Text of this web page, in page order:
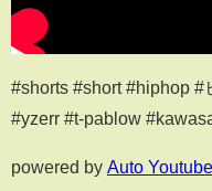
#shorts #short #hiphop
#yzerr #t-pablow
powered by Auto